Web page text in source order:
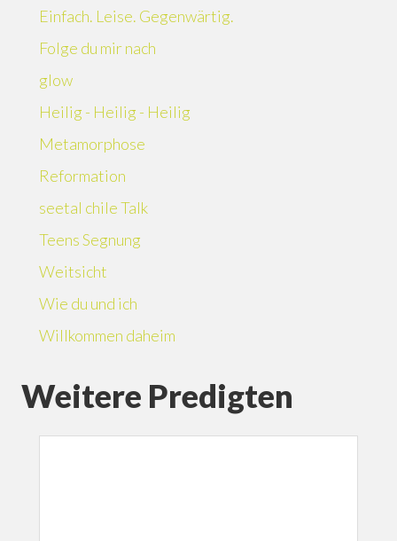
Einfach. Leise. Gegenwärtig.
Folge du mir nach
glow
Heilig - Heilig - Heilig
Metamorphose
Reformation
seetal chile Talk
Teens Segnung
Weitsicht
Wie du und ich
Willkommen daheim
Weitere Predigten